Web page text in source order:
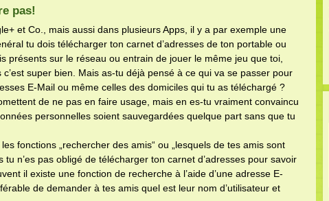
pas!
et Co., mais aussi dans plusieurs Apps, il y a par exemple une
tu dois télécharger ton carnet d’adresses de ton portable ou
présents sur le réseau ou entrain de jouer le même jeu que toi,
super bien. Mais as-tu déjà pensé à ce qui va se passer pour
E-Mail ou même celles des domiciles qui tu as téléchargé ?
de ne pas en faire usage, mais en es-tu vraiment convaincu
personnelles soient sauvegardées quelque part sans que tu
fonctions „rechercher des amis“ ou „lesquels de tes amis sont
n’es pas obligé de télécharger ton carnet d’adresses pour savoir
il existe une fonction de recherche à l’aide d’une adresse E-
de demander à tes amis quel est leur nom d’utilisateur et